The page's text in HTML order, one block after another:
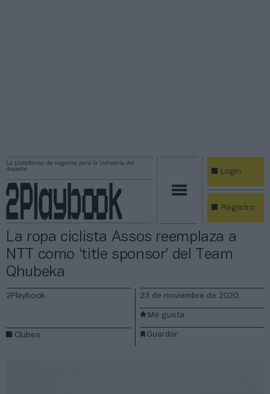
La plataforma de negocios para la industria del
deporte
Login
Registro
La ropa ciclista Assos reemplaza a
NTT como ‘title sponsor’ del Team
Qhubeka
2Playbook
Clubes
23 de noviembre de 2020
Guardar
Me gusta